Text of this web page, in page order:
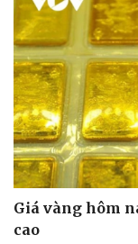
Giá vàng hôm
cao